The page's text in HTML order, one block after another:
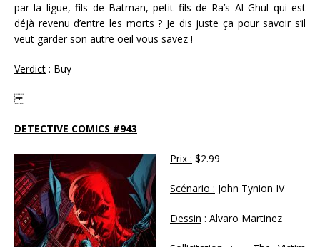
par la ligue, fils de Batman, petit fils de Ra’s Al Ghul qui est
déjà revenu d’entre les morts ? Je dis juste ça pour savoir s’il
veut garder son autre oeil vous savez !
Verdict : Buy
DETECTIVE COMICS #943
Prix : $2.99
Scénario : John Tynion IV
Dessin : Alvaro Martinez